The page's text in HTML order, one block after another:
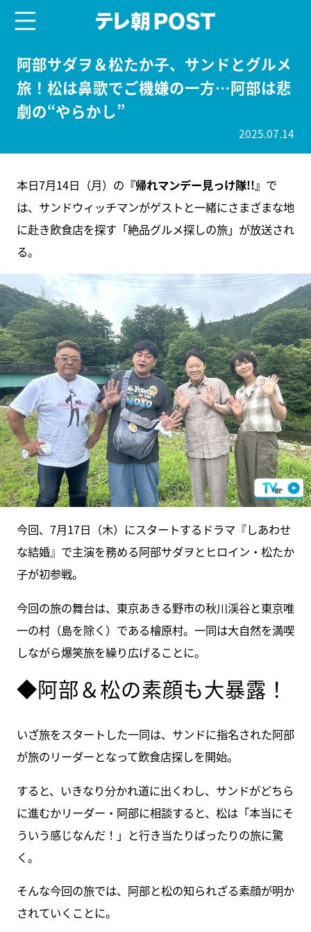
阿部サダヲ＆松たか子、サンドとグルメ
旅！松は鼻歌でご機嫌の一方…阿部は悲
劇の“やらかし”
2025.07.14
本日7月14日（月）の 『帰れマンデー見っけ隊!!』 で
は、サンドウィッチマンがゲストと一緒にさまざまな地
に赴き飲食店を探す「絶品グルメ探しの旅」が放送され
る。
今回、7月17日（木）にスタートするドラマ『しあわせ
な結婚』で主演を務める阿部サダヲとヒロイン・松たか
子が初参戦。
今回の旅の舞台は、東京あきる野市の秋川渓谷と東京唯
一の村（島を除く）である檜原村。一同は大自然を満喫
しながら爆笑旅を繰り広げることに。
◆阿部＆松の素顔も大暴露！
いざ旅をスタートした一同は、サンドに指名された阿部
が旅のリーダーとなって飲食店探しを開始。
すると、いきなり分かれ道に出くわし、サンドがどちら
に進むかリーダー・阿部に相談すると、松は「本当にそ
ういう感じなんだ！」と行き当たりばったりの旅に驚
く。
そんな今回の旅では、阿部と松の知られざる素顔が明か
されていくことに。